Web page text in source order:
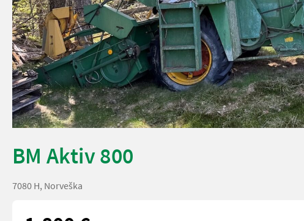
BM Aktiv 800
7080 H, Norveška